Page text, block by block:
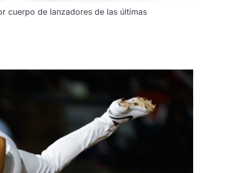
cuerpo de lanzadores de las últimas